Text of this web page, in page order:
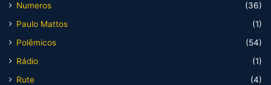
Numeros
(36)
Paulo Mattos
(1)
Polêmicos
(54)
Rádio
(1)
Rute
(4)